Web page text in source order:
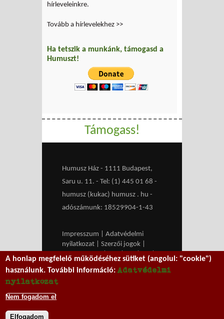
hírleveleinkre.
Tovább a hírlevelekhez >>
Ha tetszik a munkánk, támogasd a
Humuszt!
Támogass!
Humusz Ház - 1111 Budapest,
Saru u. 11. - Tel: (1) 445 01 68 -
humusz (kukac) humusz . hu -
adószámunk: 18529904-1-43
Impresszum
Adatvédelmi
nyilatkozat
Szerzői jogok
Médiaajánlat
RSS HU| EN
A honlap megfelelő működéséhez sütiket (angolul: "cookie")
használunk. További információ:Adatvédelmi
nyilatkozat
Nem fogadom el
Elfogadom